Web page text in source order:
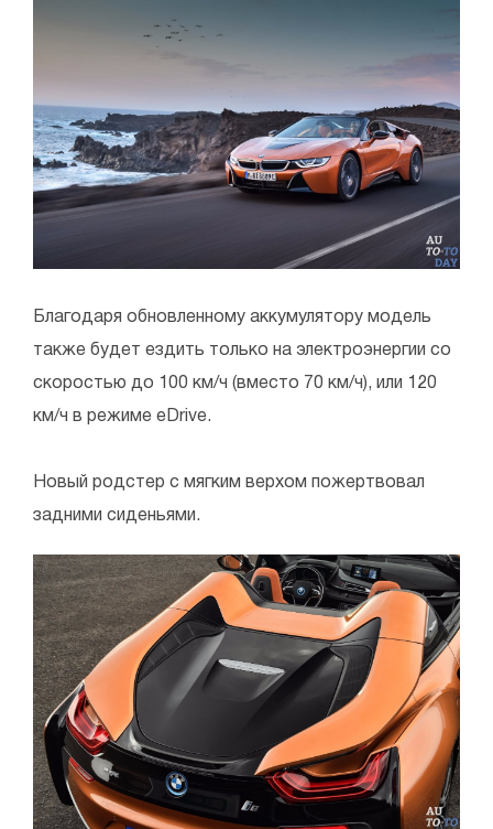
Благодаря обновленному аккумулятору модель
также будет ездить только на электроэнергии со
скоростью до 100 км/ч (вместо 70 км/ч), или 120
км/ч в режиме eDrive.
Новый родстер с мягким верхом пожертвовал
задними сиденьями.